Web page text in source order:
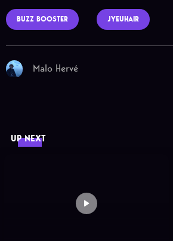
BUZZ BOOSTER JYEUHAIR
Malo Hervé
UP NEXT